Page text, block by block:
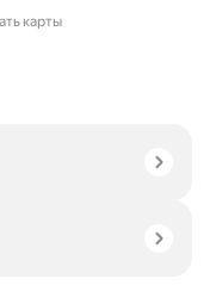
карты